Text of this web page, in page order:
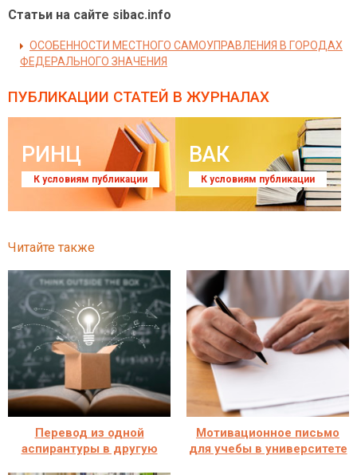
Статьи на сайте sibac.info
ОСОБЕННОСТИ МЕСТНОГО САМОУПРАВЛЕНИЯ В ГОРОДАХ
ФЕДЕРАЛЬНОГО ЗНАЧЕНИЯ
ПУБЛИКАЦИИ СТАТЕЙ В ЖУРНАЛАХ
РИНЦ
К условиям публикации
ВАК
К условиям публикации
Читайте также
Перевод из одной
аспирантуры в другую
Мотивационное письмо
для учебы в университете